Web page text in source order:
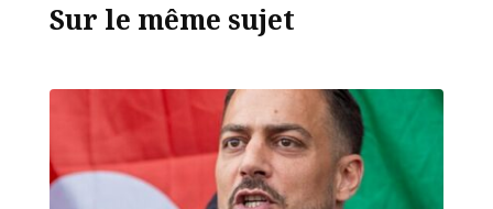
Sur le même sujet